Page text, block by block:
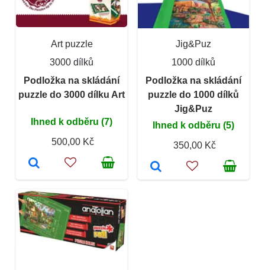
Art puzzle
3000 dílků
Podložka na skládání
puzzle do 3000 dílku Art
Ihned k odběru (7)
500,00 Kč
Jig&Puz
1000 dílků
Podložka na skládání
puzzle do 1000 dílků
Jig&Puz
Ihned k odběru (5)
350,00 Kč